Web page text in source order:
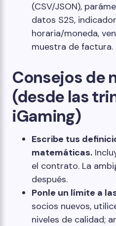
(CSV/JSON),
datos S2S,
horaria/moneda,
muestra de factura.
Consejos de
(desde las
iGaming)
Escribe tus
matemáticas.
el contrato. La
después.
Ponle un límite a
socios nuevos,
niveles de calidad;